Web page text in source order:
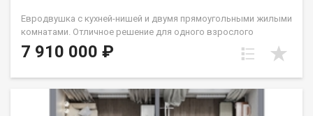
Евродвушка с кухней-нишей и двумя прямоугольными жилыми
комнатами. Отличное решение для одного взрослого
человека или семьи из двух человек. Вид во двор (южные
окна). Группа строительных компаний «Восток Центр Иркутск»
7 910 000 ₽